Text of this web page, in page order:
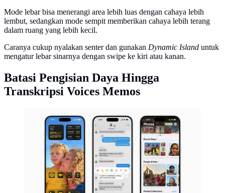
Mode lebar bisa menerangi area lebih luas dengan cahaya lebih
lembut, sedangkan mode sempit memberikan cahaya lebih terang
dalam ruang yang lebih kecil.
Caranya cukup nyalakan senter dan gunakan Dynamic Island untuk
mengatur lebar sinarnya dengan swipe ke kiri atau kanan.
Batasi Pengisian Daya Hingga
Transkripsi Voices Memos
Apple Unjuk Kemampuan iOS 18, Simak Fitur Baru
yang Bikin Pengguna iPhone Tercengang. (Doc:
Apple)